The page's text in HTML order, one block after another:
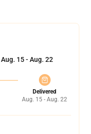
Aug. 15 - Aug. 22
Delivered
Aug. 15 - Aug. 22